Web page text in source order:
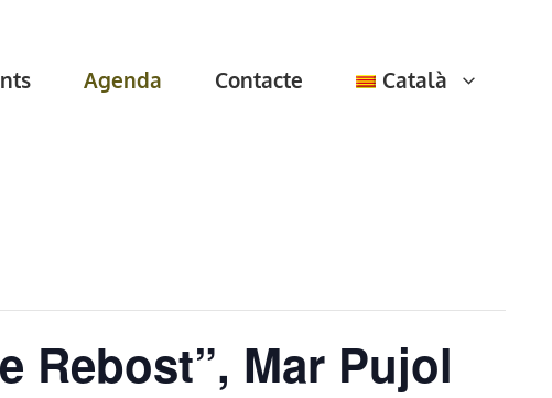
Agenda Contacte Català
Rebost”, Mar Pujol